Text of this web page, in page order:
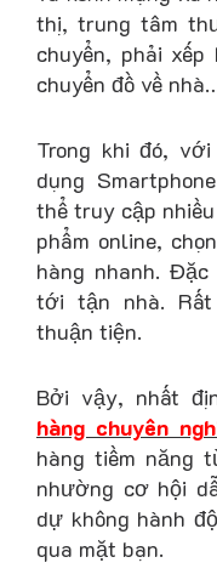
thị, trung tâm
chuyển, phải
chuyển đồ về
Trong khi đó,
dụng
thể truy cập
phẩm online,
hàng nhanh.
tới tận nhà. Rất
thuận tiện.
Bởi vậy, nhất
hàng chuyên
hàng tiềm năng
nhường cơ hội
dự không hành
qua mặt bạn.